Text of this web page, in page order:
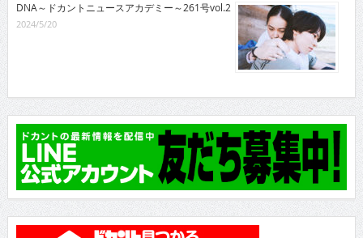
DNA～ドカントニュースアカデミー～261号vol.2
2024/5/20